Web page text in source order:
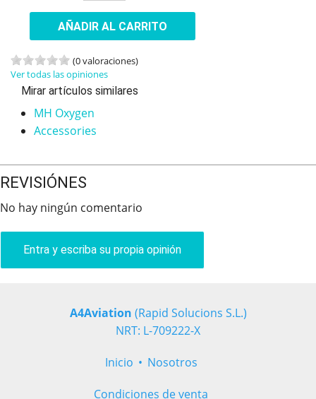
AÑADIR AL CARRITO
(0 valoraciones)
Ver todas las opiniones
Mirar artículos similares
MH Oxygen
Accessories
REVISIÓNES
No hay ningún comentario
Entra y escriba su propia opinión
A4Aviation (Rapid Solucions S.L.)
NRT: L-709222-X
Inicio Nosotros
Condiciones de venta